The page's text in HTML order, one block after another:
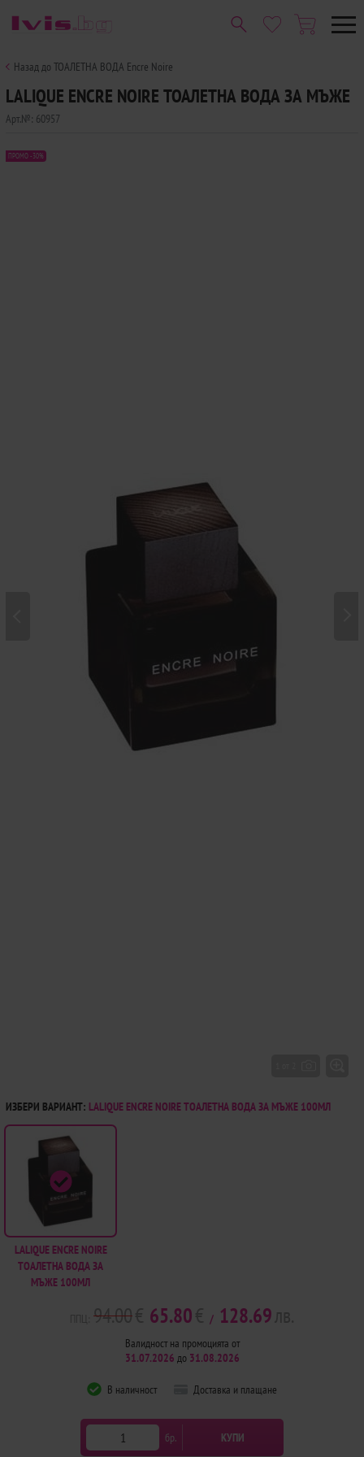
Назад до ТОАЛЕТНА ВОДА Encre Noire
LALIQUE ENCRE NOIRE ТОАЛЕТНА ВОДА ЗА МЪЖЕ
Арт.№: 60957
ПРОМО -30%
ИЗБЕРИ ВАРИАНТ: LALIQUE ENCRE NOIRE ТОАЛЕТНА ВОДА ЗА МЪЖЕ 100МЛ
LALIQUE ENCRE NOIRE
ТОАЛЕТНА ВОДА ЗА
МЪЖЕ 100МЛ
94.00 65.80 / 128.69
Валидност на промоцията от
31.07.2026 до 31.08.2026
В наличност Доставка и плащане
бр. КУПИ